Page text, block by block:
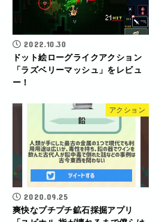
2022.10.30
ドット絵ローグライクアクション
「ラズベリーマッシュ」をレビュ
ー！
アクション
2020.09.25
爽快なプチプチ鉱石採掘アプリ